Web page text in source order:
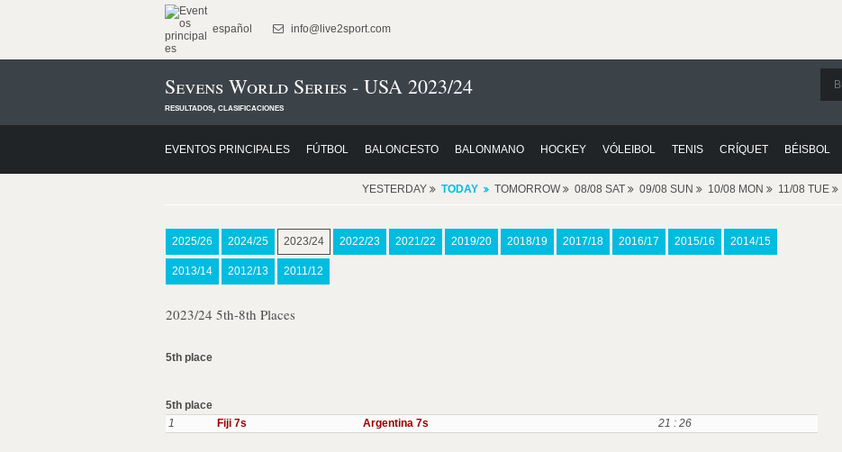
español info@live2sport.com
Sevens World Series - USA 2023/24
resultados, clasificaciones
EVENTOS PRINCIPALES FÚTBOL BALONCESTO BALONMANO HOCKEY VÓLEIBOL TENIS CRÍQUET BÉISBOL
YESTERDAY TODAY TOMORROW 08/08 SAT 09/08 SUN 10/08 MON 11/08 TUE
2025/26 2024/25 2023/24 2022/23 2021/22 2019/20 2018/19 2017/18 2016/17 2015/16 2014/15
2013/14 2012/13 2011/12
2023/24 5th-8th Places
5th place
5th place
1
Fiji 7s Argentina 7s 21 : 26